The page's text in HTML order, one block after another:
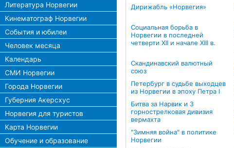
Литература Норвегии
Кинематограф Норвегии
События и юбилеи
Человек месяца
Календарь
СМИ Норвегии
Города Норвегии
Губерния Акерсхус
Норвегия для туристов
Карта Норвегии
Обучение и образование
Дирижабль «Норвегия»
Социальная борьба в
Норвегии в последней
четверти XII и начале XIII в.
Скандинавский валютный
союз
Петербург в судьбе выходцев
из Норвегии в эпоху Петра I
Битва за Нарвик и 3
горнострелковая дивизия
вермахта
"Зимняя война" в политике
Норвегии